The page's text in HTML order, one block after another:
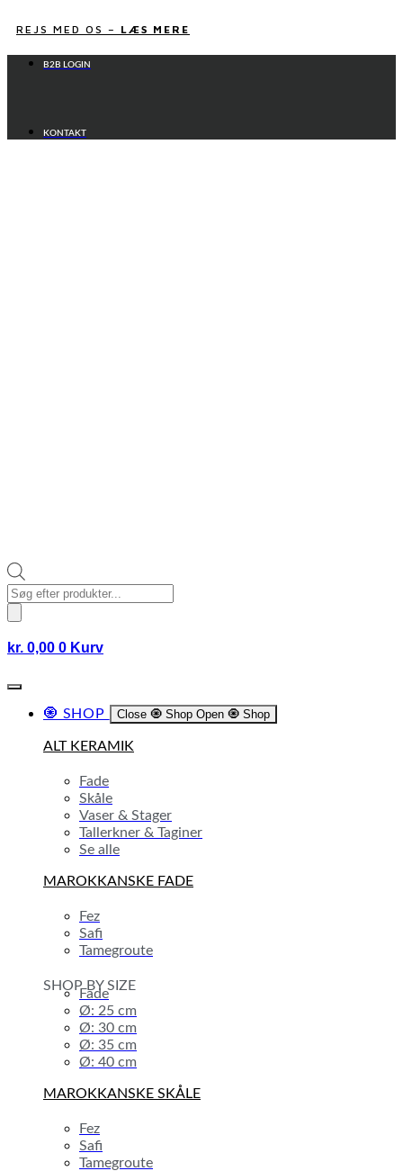
tilREJS MED OS – LÆS MERE
B2B LOGIN
KONTAKT
Products
search
kr. 0,00 0 Kurv
🧿 SHOP Close 🧿 Shop Open 🧿 Shop
ALT KERAMIK
Fade
Skåle
Vaser & Stager
Tallerkner & Taginer
Se alle
MAROKKANSKE FADE
Fez
Safi
Tamegroute
SHOP BY SIZE
Fade
Ø: 25 cm
Ø: 30 cm
Ø: 35 cm
Ø: 40 cm
MAROKKANSKE SKÅLE
Fez
Safi
Tamegroute